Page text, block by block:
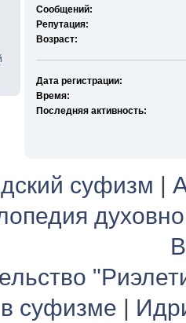
Сообщений:
Репутация:
Возраст:
Дата регистрации:
Время:
Последняя активность:
суфизм |
суфизме |